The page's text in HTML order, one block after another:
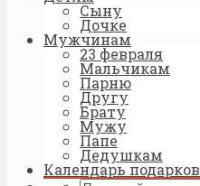
Сыну
Дочке
Мужчинам
23 февраля
Мальчикам
Парню
Другу
Брату
Мужу
Папе
Дедушкам
Календарь подарков